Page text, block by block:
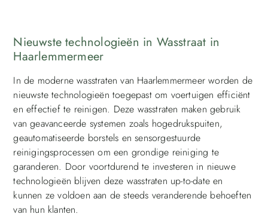
Nieuwste technologieën in Wasstraat in
Haarlemmermeer
In de moderne wasstraten van Haarlemmermeer worden de
nieuwste technologieën toegepast om voertuigen efficiënt
en effectief te reinigen. Deze wasstraten maken gebruik
van geavanceerde systemen zoals hogedrukspuiten,
geautomatiseerde borstels en sensorgestuurde
reinigingsprocessen om een grondige reiniging te
garanderen. Door voortdurend te investeren in nieuwe
technologieën blijven deze wasstraten up-to-date en
kunnen ze voldoen aan de steeds veranderende behoeften
van hun klanten.